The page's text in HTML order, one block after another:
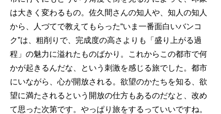
は大きく変わるもの。佐久間さんの知人や、知人の知人
から、人づてで教えてもらった“いま一番面白いバンコ
ク”は、粗削りで、完成度の高さよりも「盛り上がる過
程」の魅力に溢れたものばかり。これからこの都市で何
かが起きるんだな、という刺激を感じる旅でした。都市
にいながら、心が開放される。欲望のかたちを知る、欲
望に満たされるという開放の仕方もあるのだなと、改め
て思った次第です。やっぱり旅をするっていいですね。